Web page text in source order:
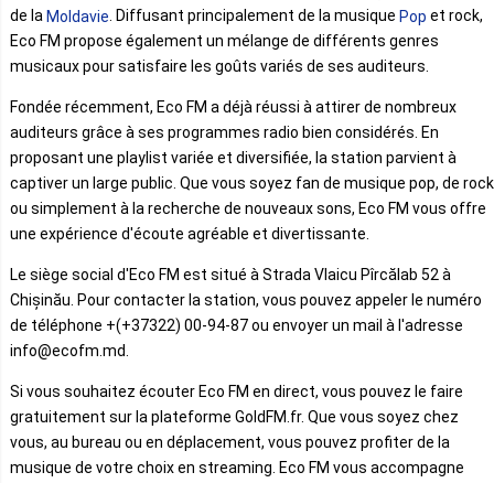
de la Moldavie . Diffusant principalement de la musique Pop et rock,
Eco FM propose également un mélange de différents genres
musicaux pour satisfaire les goûts variés de ses auditeurs.
Fondée récemment, Eco FM a déjà réussi à attirer de nombreux
auditeurs grâce à ses programmes radio bien considérés. En
proposant une playlist variée et diversifiée, la station parvient à
captiver un large public. Que vous soyez fan de musique pop, de rock
ou simplement à la recherche de nouveaux sons, Eco FM vous offre
une expérience d'écoute agréable et divertissante.
Le siège social d'Eco FM est situé à Strada Vlaicu Pîrcălab 52 à
Chișinău. Pour contacter la station, vous pouvez appeler le numéro
de téléphone +(+37322) 00-94-87 ou envoyer un mail à l'adresse
info@ecofm.md.
Si vous souhaitez écouter Eco FM en direct, vous pouvez le faire
gratuitement sur la plateforme GoldFM.fr. Que vous soyez chez
vous, au bureau ou en déplacement, vous pouvez profiter de la
musique de votre choix en streaming. Eco FM vous accompagne